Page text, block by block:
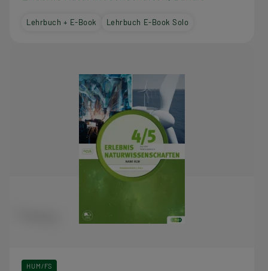
Lehrbuch + E-Book Lehrbuch E-Book Solo
HUM/FS